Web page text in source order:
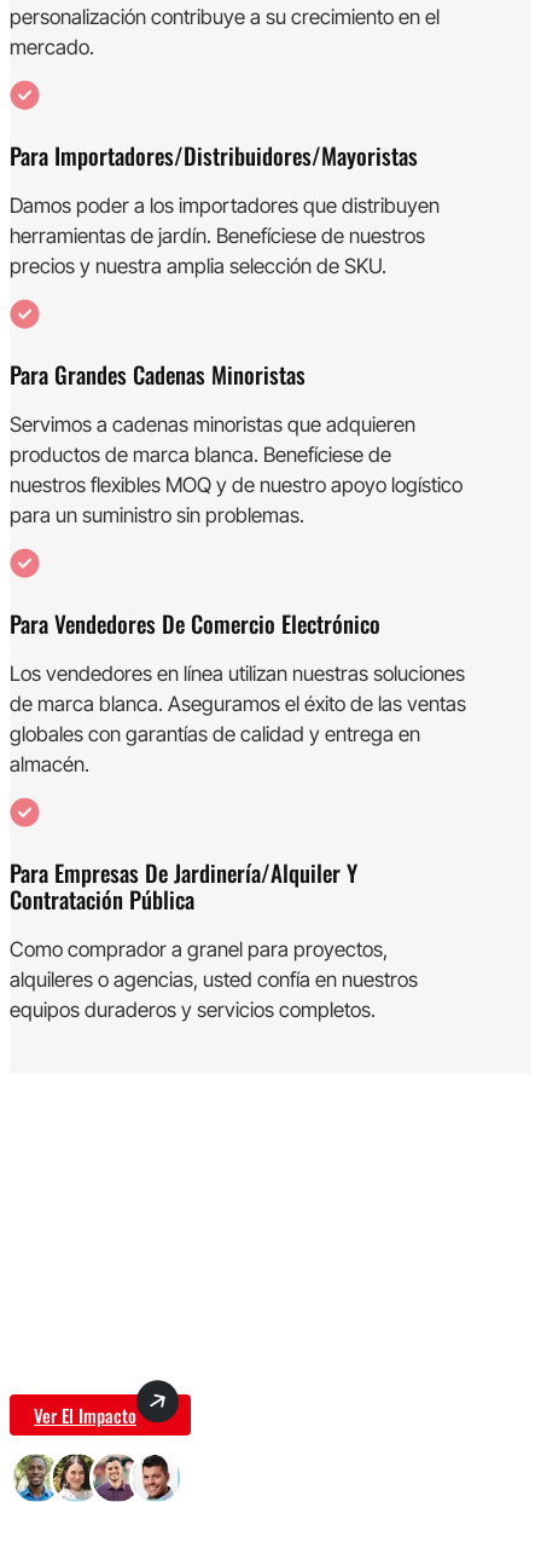
personalización contribuye a su crecimiento en el
mercado.
Para Importadores/distribuidores/mayoristas
Damos poder a los importadores que distribuyen
herramientas de jardín. Benefíciese de nuestros
precios y nuestra amplia selección de SKU.
Para Grandes Cadenas Minoristas
Servimos a cadenas minoristas que adquieren
productos de marca blanca. Benefíciese de
nuestros flexibles MOQ y de nuestro apoyo logístico
para un suministro sin problemas.
Para Vendedores De Comercio Electrónico
Los vendedores en línea utilizan nuestras soluciones
de marca blanca. Aseguramos el éxito de las ventas
globales con garantías de calidad y entrega en
almacén.
Para Empresas De Jardinería/alquiler Y
Contratación Pública
Como comprador a granel para proyectos,
alquileres o agencias, usted confía en nuestros
equipos duraderos y servicios completos.
Ver El Impacto